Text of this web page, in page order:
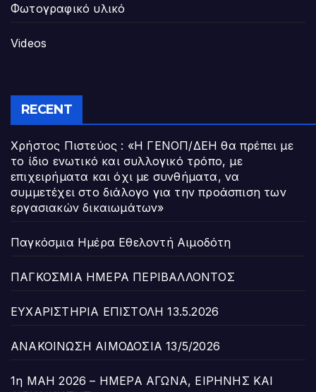
Φωτογραφικό υλικό
Videos
RECENT
Χρήστος Πιστεύος : «Η ΓΕΝΟΠ/ΔΕΗ θα πρέπει με
το ίδιο ενωτικό και συλλογικό τρόπο, με
επιχειρήματα και όχι με συνθήματα, να
συμμετέχει στο διάλογο για την προάσπιση των
εργασιακών δικαιωμάτων»
Παγκόσμια Ημέρα Εθελοντή Αιμοδότη
ΠΑΓΚΟΣΜΙΑ ΗΜΕΡΑ ΠΕΡΙΒΑΛΛΟΝΤΟΣ
ΕΥΧΑΡΙΣΤΗΡΙΑ ΕΠΙΣΤΟΛΗ 13.5.2026
ΑΝΑΚΟΙΝΩΣΗ ΑΙΜΟΔΟΣΙΑ 13/5/2026
1η ΜΑΗ 2026 – ΗΜΕΡΑ ΑΓΩΝΑ, ΕΙΡΗΝΗΣ ΚΑΙ